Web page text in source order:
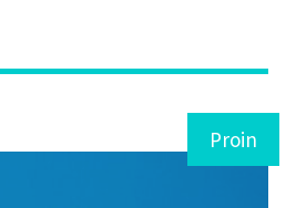
Proin